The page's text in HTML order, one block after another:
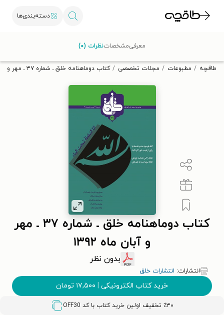
دسته‌بندی‌ها
تخفیف از طاقچه دریافت کن.
طاقچه مطبوعات مجلات تخصصی کتاب دوماهنامه خلق ـ شماره ۳۷ ـ مهر و آبان ماه ۱۳۹۲
کتاب دوماهنامه خلق ـ شماره ۳۷ ـ مهر
و آبان ماه ۱۳۹۲
بدون نظر
انتشارات: انتشارات خلق
خرید کتاب الکترونیکی | ۱۷,۵۰۰ تومان
٪۳۰ تخفیف اولین خرید کتاب با کد OFF30
معرفیمشخصاتنظرات (۰)